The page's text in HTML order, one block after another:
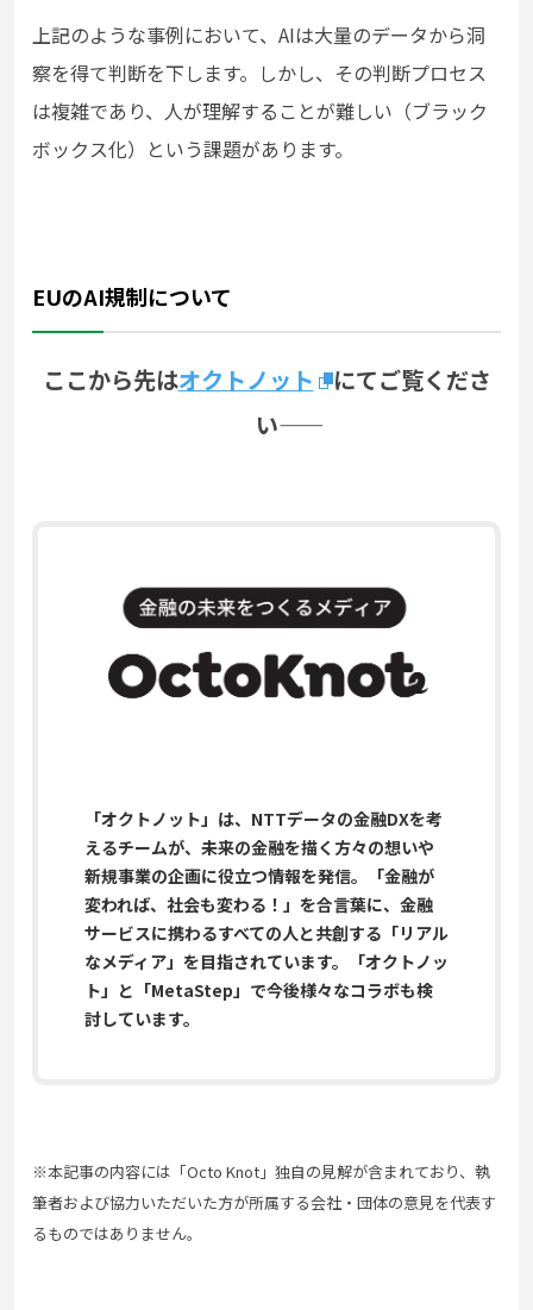
上記のような事例において、AIは大量のデータから洞
察を得て判断を下します。しかし、その判断プロセス
は複雑であり、人が理解することが難しい（ブラック
ボックス化）という課題があります。
EUのAI規制について
ここから先はオクトノット
にてご覧くださ
い――
「オクトノット」は、NTTデータの金融DXを考
えるチームが、未来の金融を描く方々の想いや
新規事業の企画に役立つ情報を発信。「金融が
変われば、社会も変わる！」を合言葉に、金融
サービスに携わるすべての人と共創する「リアル
なメディア」を目指されています。「オクトノッ
ト」と「MetaStep」で今後様々なコラボも検
討しています。
※本記事の内容には「Octo Knot」独自の見解が含まれており、執
筆者および協力いただいた方が所属する会社・団体の意見を代表す
るものではありません。